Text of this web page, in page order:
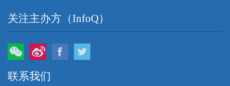
关注主办方（InfoQ）
微信 微博 Facebook
联系我们